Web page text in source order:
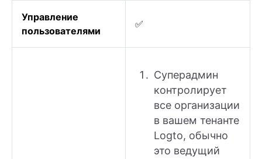
Управление
пользователями
✅
Суперадмин
контролирует
все организации
в вашем тенанте
Logto, обычно
это ведущий